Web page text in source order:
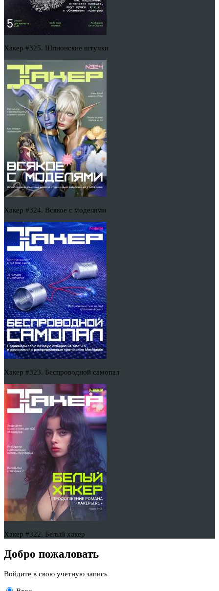
Хакер #325. Шпионские штучки
Хакер #324. Всякое с моделями
Хакер #323. Беспроводной самопал
Хакер #322. Белый хакер
Добро пожаловать
Войдите в свою учетную запись